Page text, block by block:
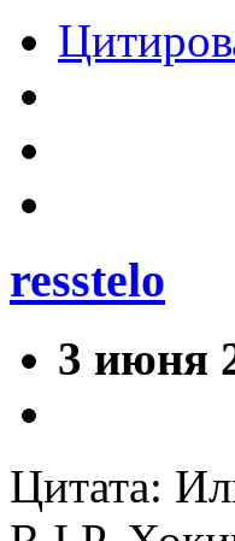
resstelo
3 июня
Цитата: